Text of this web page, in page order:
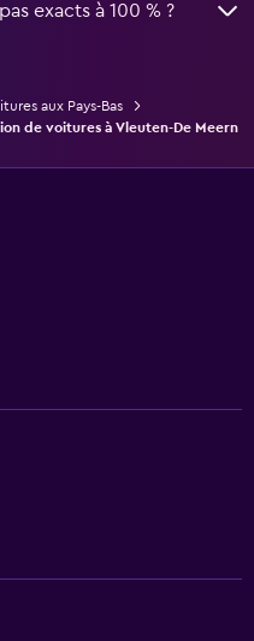
exacts à 100 % ?
aux Pays-Bas
de voitures à Vleuten-De Meern